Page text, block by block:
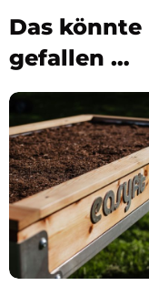
Das
gefallen …